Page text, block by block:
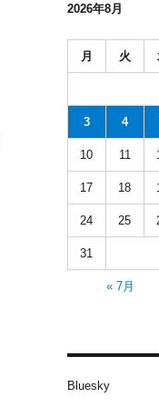
2026年8月
月 火
3 4
10 11
17 18
24 25
31
« 7月
Bluesky